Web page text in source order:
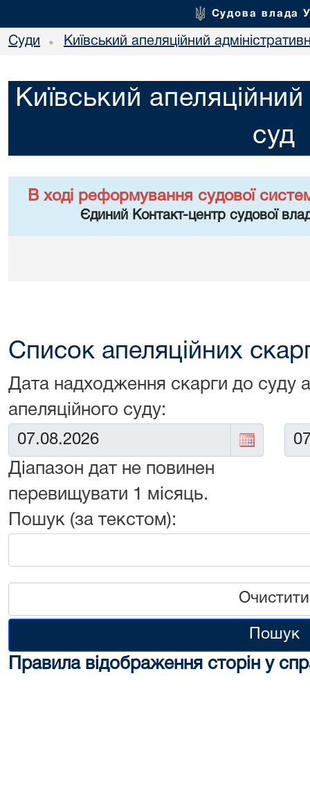
Судова влада
Суди • Київський апеляційний
Київський
суд
В ході реформування судової
Єдиний Контакт-центр судової
Список апеляційних
Дата надходження скарги до суду
апеляційного суду:
Від:
Діапазон дат не повинен
перевищувати 1 місяць.
До:
Пошук (за текстом):
Очистити
Пошук
Правила відображення сторін у